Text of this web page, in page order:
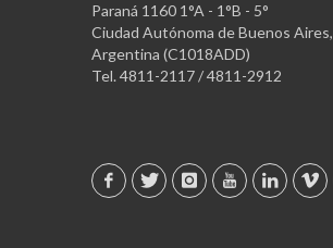
Paraná 1160 1°A - 1°B - 5°
Ciudad Autónoma de Buenos Aires,
Argentina (C1018ADD)
Tel. 4811-2117 / 4811-2912